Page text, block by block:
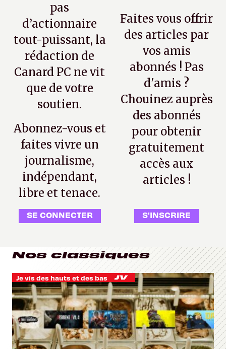
pas
d’actionnaire
tout-puissant, la
rédaction de
Canard PC ne vit
que de votre
soutien.
Abonnez-vous et
faites vivre un
journalisme,
indépendant,
libre et tenace.
SE CONNECTER
Faites vous offrir
des articles par
vos amis
abonnés ! Pas
d'amis ?
Chouinez auprès
des abonnés
pour obtenir
gratuitement
accès aux
articles !
S'INSCRIRE
Nos classiques
Je vis des hauts et des bas